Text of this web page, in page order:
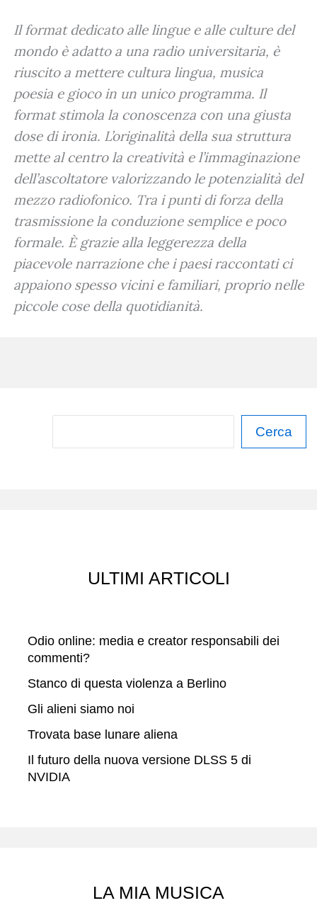
Il format dedicato alle lingue e alle culture del
mondo è adatto a una radio universitaria, è
riuscito a mettere cultura lingua, musica
poesia e gioco in un unico programma. Il
format stimola la conoscenza con una giusta
dose di ironia. L’originalità della sua struttura
mette al centro la creatività e l’immaginazione
dell’ascoltatore valorizzando le potenzialità del
mezzo radiofonico. Tra i punti di forza della
trasmissione la conduzione semplice e poco
formale. È grazie alla leggerezza della
piacevole narrazione che i paesi raccontati ci
appaiono spesso vicini e familiari, proprio nelle
piccole cose della quotidianità.
Cerca
ULTIMI ARTICOLI
Odio online: media e creator responsabili dei
commenti?
Stanco di questa violenza a Berlino
Gli alieni siamo noi
Trovata base lunare aliena
Il futuro della nuova versione DLSS 5 di
NVIDIA
LA MIA MUSICA